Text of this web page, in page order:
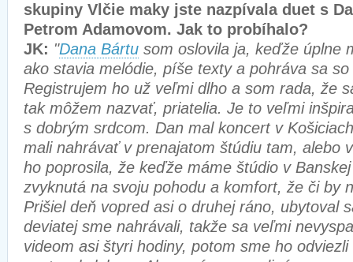
skupiny Vlčie maky jste nazpívala duet s
Petrom Adamovom. Jak to probíhalo?
JK: "Dana Bártu som oslovila ja, keďže úplne
ako stavia melódie, píše texty a pohráva sa
Registrujem ho už veľmi dlho a som rada, že
tak môžem nazvať, priatelia. Je to veľmi
s dobrým srdcom. Dan mal koncert v
mali nahrávať v prenajatom štúdiu tam, alebo
ho poprosila, že keďže máme štúdio v
zvyknutá na svoju pohodu a komfort, že či by
Prišiel deň vopred asi o druhej ráno, ubytoval
deviatej sme nahrávali, takže sa veľmi
videom asi štyri hodiny, potom sme ho